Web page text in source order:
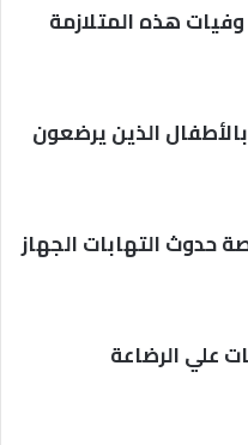
هذه المتلازمة
الذين يرضعون
حدوث التهابات الجهاز
علي الرضاعة